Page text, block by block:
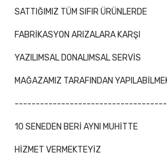
SATTIĞIMIZ TÜM SIFIR ÜRÜNLERDE
FABRİKASYON ARIZALARA KARŞI
YAZILIMSAL DONALIMSAL SERVİS
MAĞAZAMIZ TARAFINDAN
10 SENEDEN BERİ AYNI MUHİTTE
HİZMET VERMEKTEYİZ